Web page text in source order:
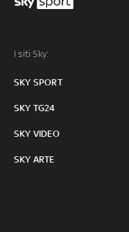
I siti Sky:
SKY SPORT
SKY TG24
SKY VIDEO
SKY ARTE